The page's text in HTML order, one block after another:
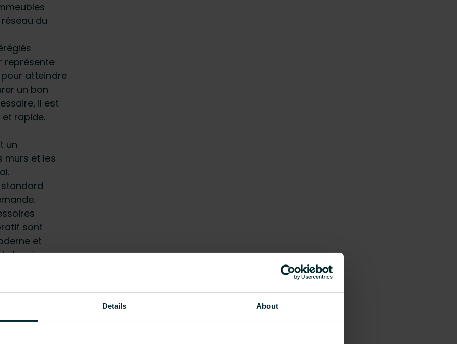
Details About
du
représente
pour atteindre
un bon
il est
rapide.
un
murs et les
standard
sont
et
deux joues
et 2 x
50 mm)